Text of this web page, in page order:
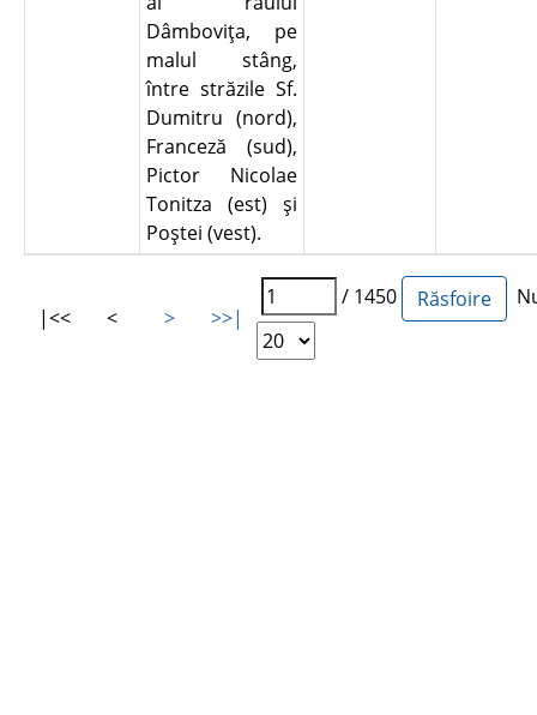
Dâmboviţa, pe
malul stâng,
între străzile Sf.
Dumitru (nord),
Franceză (sud),
Pictor Nicolae
Tonitza (est) şi
Poştei (vest).
|<< < > >>|
/ 1450